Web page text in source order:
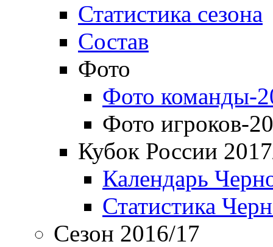
Статистика сезона
Состав
Фото
Фото команды-
Фото игроков-
Кубок России
Календарь
Статистика
Сезон 2016/17